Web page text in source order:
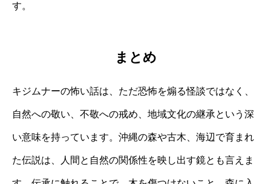
す。
まとめ
キジムナーの怖い話は、ただ恐怖を煽る怪談ではなく、
自然への敬い、不敬への戒め、地域文化の継承という深
い意味を持っています。沖縄の森や古木、海辺で育まれ
た伝説は、人間と自然の関係性を映し出す鏡とも言えま